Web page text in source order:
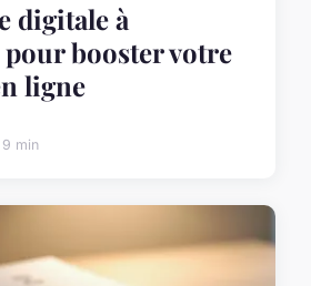
digitale à
booster votre
ligne
min